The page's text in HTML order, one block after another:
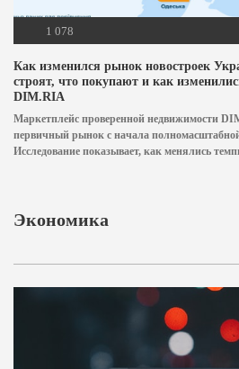
1 078
Как изменился рынок новостроек
строят, что покупают и как
DIM.RIA
Маркетплейс проверенной недвижимости
первичный рынок с начала
Исследование показывает, как менялись
Экономика